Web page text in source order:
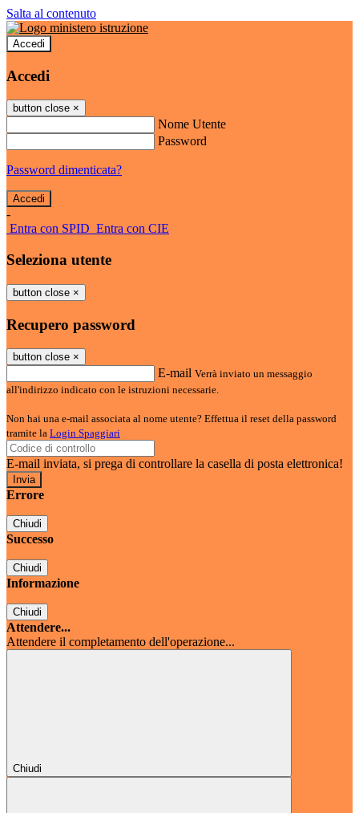
Salta al contenuto
Accedi
Accedi
button close ×
Nome Utente
Password
Password dimenticata?
-
Entra con SPID Entra con CIE
Seleziona utente
button close ×
Recupero password
button close ×
E-mail Verrà inviato un messaggio
all'indirizzo indicato con le istruzioni necessarie.
Non hai una e-mail associata al nome utente? Effettua il reset della password
tramite la Login Spaggiari
E-mail inviata, si prega di controllare la casella di posta elettronica!
Errore
Chiudi
Successo
Chiudi
Informazione
Chiudi
Attendere...
Attendere il completamento dell'operazione...
Chiudi